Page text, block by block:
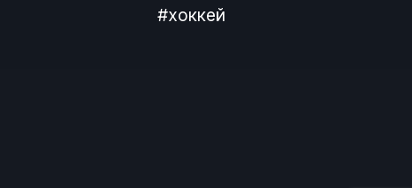
#хоккей